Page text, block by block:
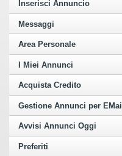
Inserisci Annuncio
Messaggi
Area Personale
I Miei Annunci
Acquista Credito
Gestione Annunci per EMail
Avvisi Annunci Oggi
Preferiti